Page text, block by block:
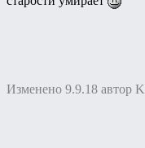
Изменено 9.9.18 автор